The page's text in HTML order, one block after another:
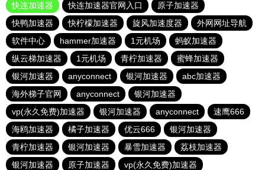
快连加速器
快连加速器官网入口
原子加速器
快鸭加速器
快柠檬加速器 旋风加速度器
外网网址导航
软件中心
hammer加速器 1元机场
蚂蚁加速器
纵云梯加速器
1元机场 青柠加速器
蜜蜂加速器
银河加速器
anyconnect 银河加速器
abc加速器
海外梯子官网
anyconnect
银河加速器
vp(永久免费)加速器
银河加速器 anyconnect
速鹰666
海鸥加速器
橘子加速器 优云666
银河加速器
青柠加速器
银河加速器 暴雪加速器
荔枝加速器
银河加速器
原子加速器 vp(永久免费)加速器